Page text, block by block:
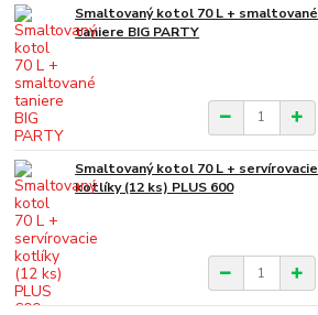
Smaltovaný kotol 70 L + smaltované
taniere BIG PARTY
Smaltovaný kotol 70 L + servírovacie
kotlíky (12 ks) PLUS 600